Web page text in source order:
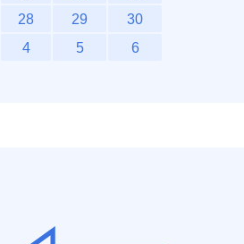
28 29
30
4 5 6